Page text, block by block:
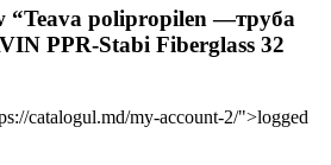
“Teava polipropilen —труба
PPR-Stabi Fiberglass 32
catalogul.md/my-account-2/">logged